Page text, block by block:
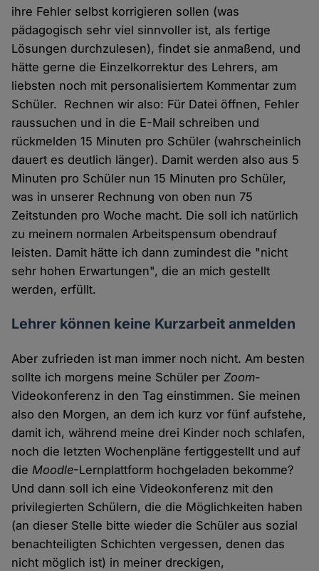
ihre Fehler selbst korrigieren sollen (was
pädagogisch sehr viel sinnvoller ist, als fertige
Lösungen durchzulesen), findet sie anmaßend, und
hätte gerne die Einzelkorrektur des Lehrers, am
liebsten noch mit personalisiertem Kommentar zum
Schüler. Rechnen wir also: Für Datei öffnen, Fehler
raussuchen und in die E-Mail schreiben und
rückmelden 15 Minuten pro Schüler (wahrscheinlich
dauert es deutlich länger). Damit werden also aus 5
Minuten pro Schüler nun 15 Minuten pro Schüler,
was in unserer Rechnung von oben nun 75
Zeitstunden pro Woche macht. Die soll ich natürlich
zu meinem normalen Arbeitspensum obendrauf
leisten. Damit hätte ich dann zumindest die "nicht
sehr hohen Erwartungen", die an mich gestellt
werden, erfüllt.
Lehrer können keine Kurzarbeit anmelden
Aber zufrieden ist man immer noch nicht. Am besten
sollte ich morgens meine Schüler perZoom-
Videokonferenz in den Tag einstimmen. Sie meinen
also den Morgen, an dem ich kurz vor fünf aufstehe,
damit ich, während meine drei Kinder noch schlafen,
noch die letzten Wochenpläne fertiggestellt und auf
dieMoodle-Lernplattform hochgeladen bekomme?
Und dann soll ich eine Videokonferenz mit den
privilegierten Schülern, die die Möglichkeiten haben
(an dieser Stelle bitte wieder die Schüler aus sozial
benachteiligten Schichten vergessen, denen das
nicht möglich ist) in meiner dreckigen,